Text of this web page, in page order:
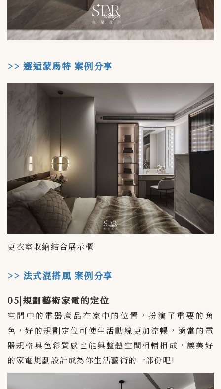
>> 邂逅蒙馬特 案例分享
更衣室收納結合展示櫃
>> 法式混搭風 案例分享
05|規劃藝術家電的定位
空間中的電器產品在家中的位置，扮演了重要的角
色，好的規劃定位可使生活動線更加流暢，適當的電
器規格與色彩質感也能與整體空間相輔相成，讓美好
的家電規劃設計成為你生活藝術的一部份吧!